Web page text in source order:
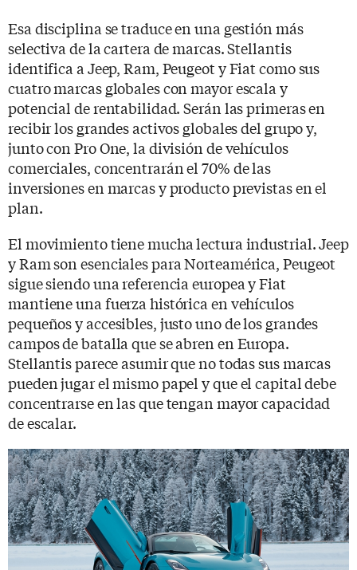
Esa disciplina se traduce en una gestión más
selectiva de la cartera de marcas. Stellantis
identifica a Jeep, Ram, Peugeot y Fiat como sus
cuatro marcas globales con mayor escala y
potencial de rentabilidad. Serán las primeras en
recibir los grandes activos globales del grupo y,
junto con Pro One, la división de vehículos
comerciales, concentrarán el 70% de las
inversiones en marcas y producto previstas en el
plan.
El movimiento tiene mucha lectura industrial. Jeep
y Ram son esenciales para Norteamérica, Peugeot
sigue siendo una referencia europea y Fiat
mantiene una fuerza histórica en vehículos
pequeños y accesibles, justo uno de los grandes
campos de batalla que se abren en Europa.
Stellantis parece asumir que no todas sus marcas
pueden jugar el mismo papel y que el capital debe
concentrarse en las que tengan mayor capacidad
de escalar.